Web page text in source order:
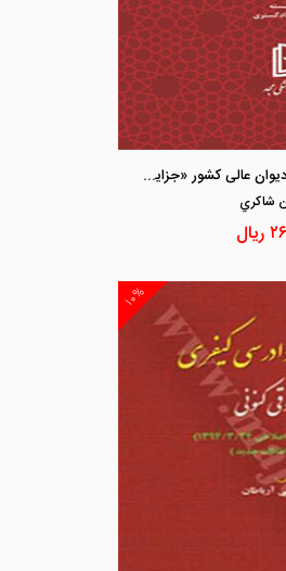
مجموعه آرای وحدت رویه دیوان عالی کشور «جزایی»
شاكري
ریال
۱۰%